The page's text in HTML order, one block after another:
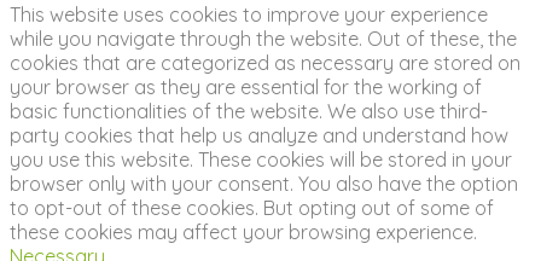
This website uses cookies to improve your experience
while you navigate through the website. Out of these, the
cookies that are categorized as necessary are stored on
your browser as they are essential for the working of
basic functionalities of the website. We also use third-
party cookies that help us analyze and understand how
you use this website. These cookies will be stored in your
browser only with your consent. You also have the option
to opt-out of these cookies. But opting out of some of
these cookies may affect your browsing experience.
Necessary